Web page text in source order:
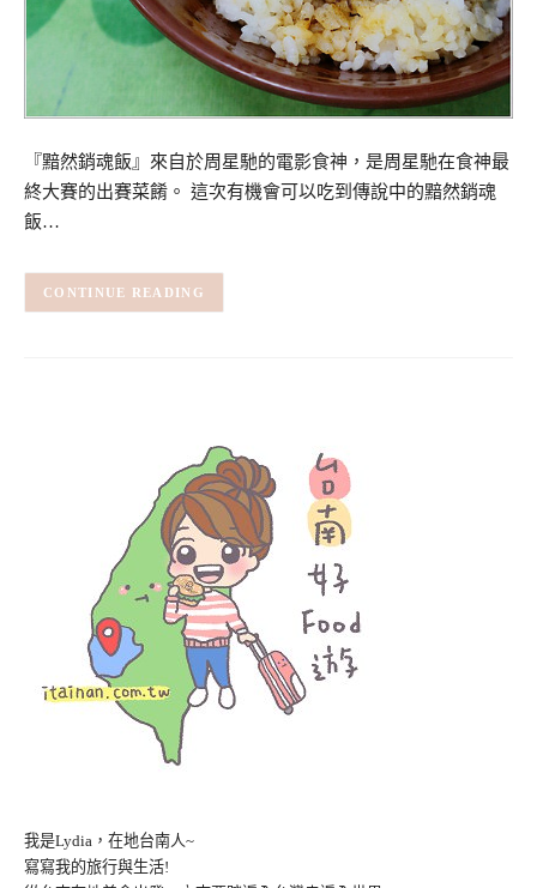
『黯然銷魂飯』來自於周星馳的電影食神，是周星馳在食神最
終大賽的出賽菜餚。 這次有機會可以吃到傳說中的黯然銷魂
飯…
CONTINUE READING
我是Lydia，在地台南人~
寫寫我的旅行與生活!